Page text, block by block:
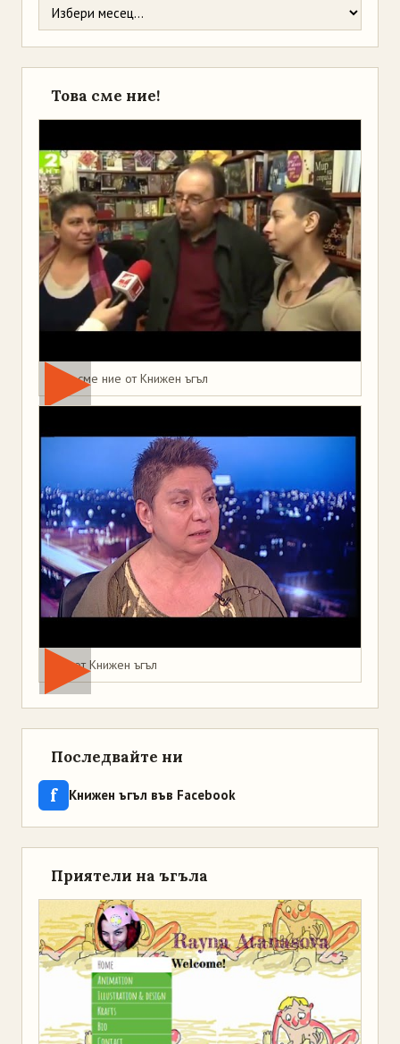
Това сме ние!
Това сме ние от Книжен ъгъл
Мая от Книжен ъгъл
Последвайте ни
f Книжен ъгъл във Facebook
Приятели на ъгъла